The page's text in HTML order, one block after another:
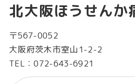
北大阪ほうせんか
〒567-0052
大阪府茨木市室山1-2-2
TEL：072-643-6921